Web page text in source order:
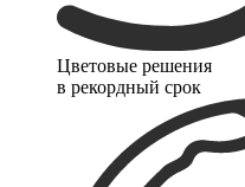
Цветовые решения
в рекордный срок